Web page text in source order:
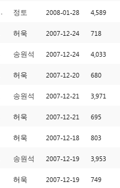
정토 2008-01-28 4,589
허욱 2007-12-24 718
[1]
송원석 2007-12-24 4,033
허욱 2007-12-20 680
송원석 2007-12-21 3,971
[4]
허욱 2007-12-21 695
허욱 2007-12-18 803
송원석 2007-12-19 3,953
허욱 2007-12-19 749